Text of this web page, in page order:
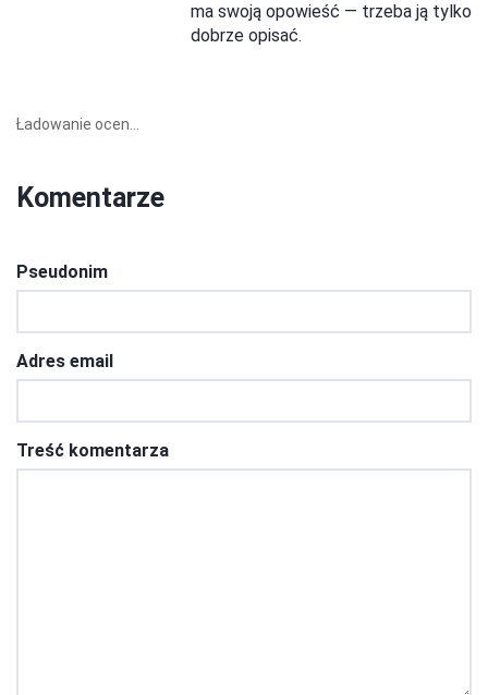
ma swoją opowieść — trzeba ją tylko
dobrze opisać.
Ładowanie ocen...
Komentarze
Pseudonim
Adres email
Treść komentarza